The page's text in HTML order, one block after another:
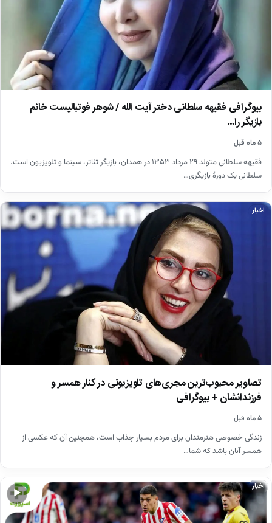
بیوگرافی فقیهه سلطانی دختر آیت الله / شوهر فوتبالیست خانم
بازیگر را…
۵ ماه قبل
فقیهه سلطانی متولد ۲۹ مرداد ۱۳۵۳ در همدان، بازیگر تئاتر، سینما و تلویزیون است.
سلطانی یک دورهٔ بازیگری…
اخبار
تصاویر محبوب‌ترین مجری‌های تلویزیونی در کنار همسر و
فرزندانشان + بیوگرافی
۵ ماه قبل
زندگی خصوصی هنرمندان برای مردم بسیار جذاب است، همچنین آن که عکسی از
همسر آنان باشد که شما…
▶
اخبار